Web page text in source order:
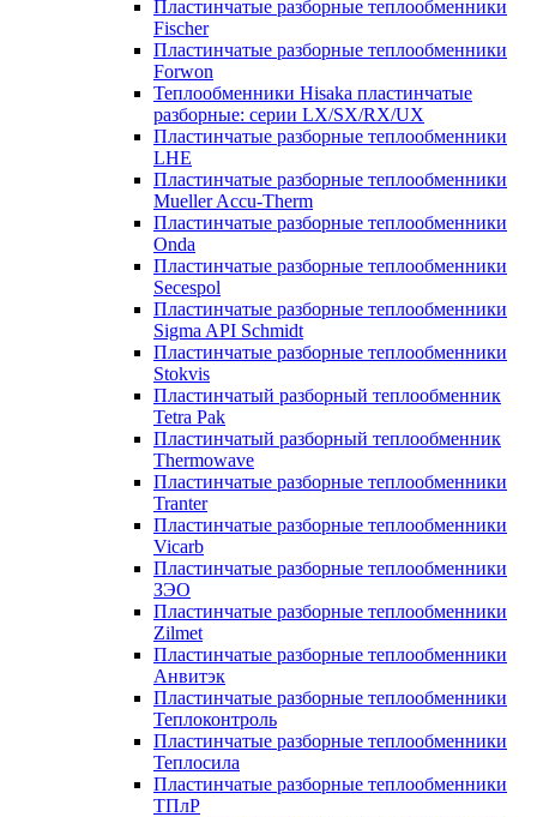
Пластинчатые разборные теплообменники
Fischer
Пластинчатые разборные теплообменники
Forwon
Теплообменники Hisaka пластинчатые
разборные: серии LX/SX/RX/UX
Пластинчатые разборные теплообменники
LHE
Пластинчатые разборные теплообменники
Mueller Accu-Therm
Пластинчатые разборные теплообменники
Onda
Пластинчатые разборные теплообменники
Secespol
Пластинчатые разборные теплообменники
Sigma API Schmidt
Пластинчатые разборные теплообменники
Stokvis
Пластинчатый разборный теплообменник
Tetra Pak
Пластинчатый разборный теплообменник
Thermowave
Пластинчатые разборные теплообменники
Tranter
Пластинчатые разборные теплообменники
Vicarb
Пластинчатые разборные теплообменники
ЗЭО
Пластинчатые разборные теплообменники
Zilmet
Пластинчатые разборные теплообменники
Анвитэк
Пластинчатые разборные теплообменники
Теплоконтроль
Пластинчатые разборные теплообменники
Теплосила
Пластинчатые разборные теплообменники
ТПлР